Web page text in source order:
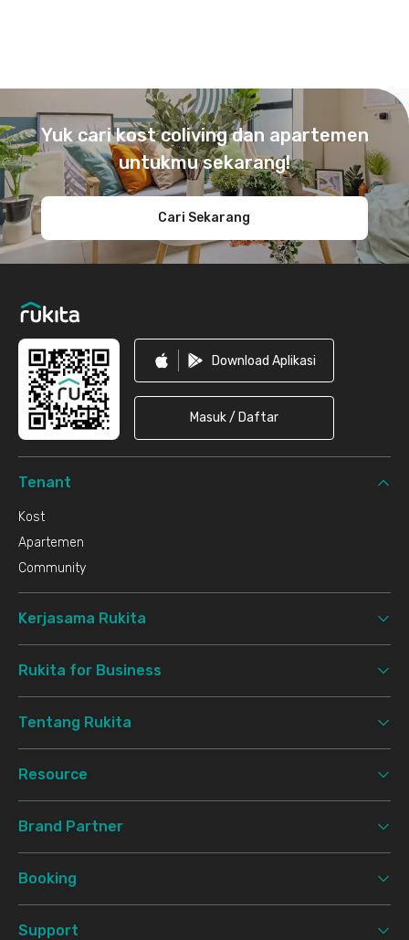
Yuk cari kost coliving dan apartemen
untukmu sekarang!
Cari Sekarang
Download Aplikasi
Masuk / Daftar
Tenant
Kost
Apartemen
Community
Kerjasama Rukita
Rukita for Business
Tentang Rukita
Resource
Brand Partner
Booking
Support